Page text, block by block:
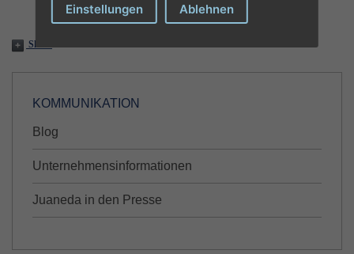
Share
KOMMUNIKATION
Blog
Unternehmensinformationen
Juaneda in den Presse
Einstellungen Ablehnen